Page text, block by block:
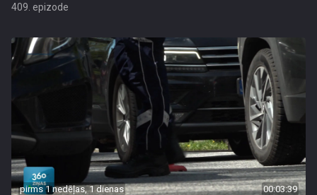
409. epizode
pirms 1 nedēļas, 1 dienas 00:03:39